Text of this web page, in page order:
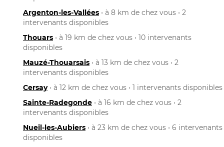
Argenton-les-Vallées • à 8 km de chez vous • 2
intervenants disponibles
Thouars • à 19 km de chez vous • 10 intervenants
disponibles
Mauzé-Thouarsais • à 13 km de chez vous • 2
intervenants disponibles
Cersay• à 12 km de chez vous • 1 intervenants disponibles
Sainte-Radegonde • à 16 km de chez vous • 2
intervenants disponibles
Nueil-les-Aubiers • à 23 km de chez vous • 6 intervenants
disponibles